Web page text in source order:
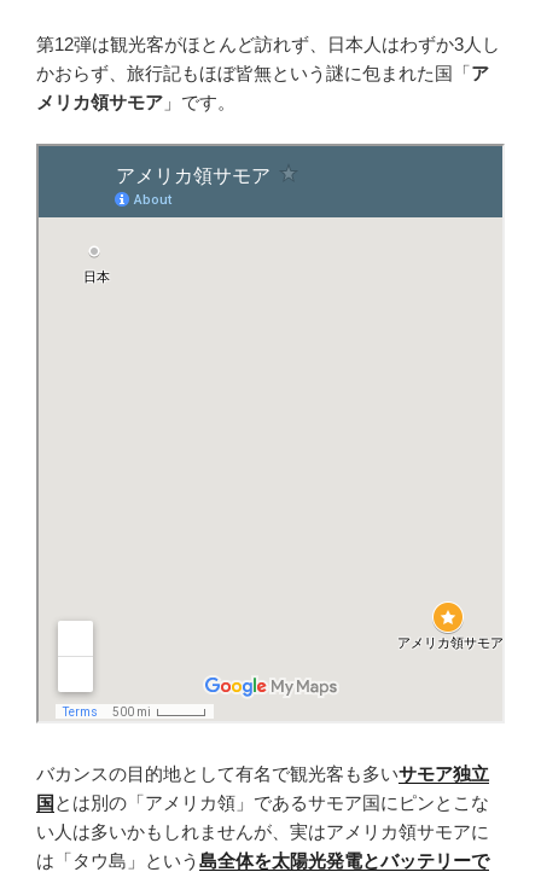
第12弾は観光客がほとんど訪れず、日本人はわずか3人し
かおらず、旅行記もほぼ皆無という謎に包まれた国「ア
メリカ領サモア 」です。
バカンスの目的地として有名で観光客も多いサモア独立
国 とは別の「アメリカ領」であるサモア国にピンとこな
い人は多いかもしれませんが、実はアメリカ領サモアに
は「タウ島」という 島全体を太陽光発電とバッテリーで